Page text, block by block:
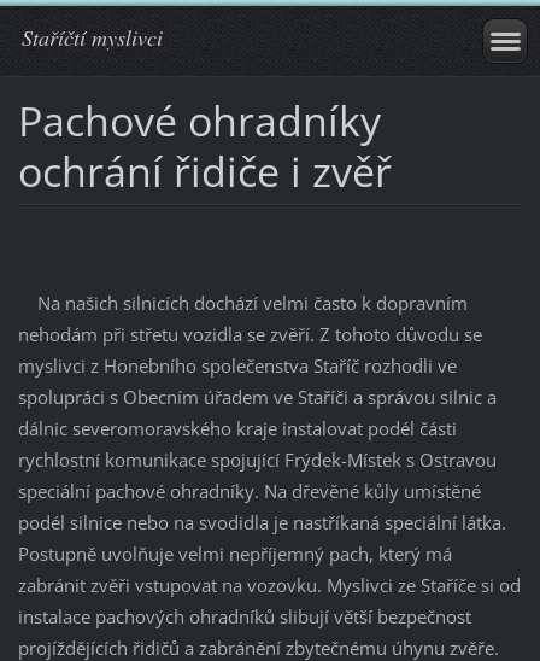
Staříčtí myslivci
Pachové ohradníky
ochrání řidiče i zvěř
Na našich silnicích dochází velmi často k dopravním
nehodám při střetu vozidla se zvěří. Z tohoto důvodu se
myslivci z Honebního společenstva Staříč rozhodli ve
spolupráci s Obecním úřadem ve Staříči a správou silnic a
dálnic severomoravského kraje instalovat podél části
rychlostní komunikace spojující Frýdek-Místek s Ostravou
speciální pachové ohradníky. Na dřevěné kůly umístěné
podél silnice nebo na svodidla je nastříkaná speciální látka.
Postupně uvolňuje velmi nepříjemný pach, který má
zabránit zvěři vstupovat na vozovku. Myslivci ze Staříče si od
instalace pachových ohradníků slibují větší bezpečnost
projíždějících řidičů a zabránění zbytečnému úhynu zvěře.